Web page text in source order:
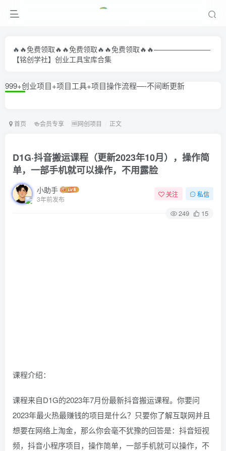
🔥🔥免费领取🔥🔥免费领取🔥🔥免费领取🔥🔥————————
【铭创学社】创业工具宝库合集
999+创业项目+项目工具+项目操作流程—-不间断更新
首页 🍻会员专享 🆓网创项目 正文
D1G·抖音搬运课程（更新2023年10月），操作简
单，一部手机就可以操作，不用露脸
小助手
3年前发布
关注 私信
249 15
课程介绍：
课程来自D1G的2023年7月份最新抖音搬运课程。你要问
2023年最火热最赚钱的项目是什么？只要你了解互联网并且
想要在网络上淘金，那么你会毫不犹豫的回答是：抖音短视
频，抖音小程序项目，操作简单，一部手机就可以操作，不